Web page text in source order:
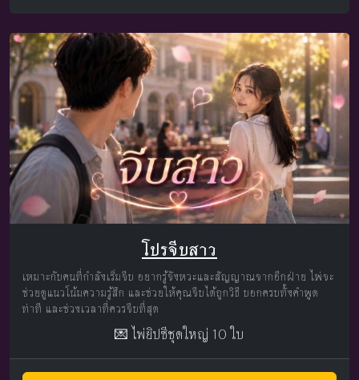
โปรจีบสาว
เหมาะกับคนที่กำลังเริ่มจีบ อยากรู้จังหวะและสัญญาณจากอีกฝ่าย ไพ่จะ
ช่วยดูแนวโน้มความรู้สึก และช่วยให้คุณจีบได้ถูกวิธี บอกครบทั้งคำพูด
ท่าที และช่วงเวลาที่ควรจีบที่สุด
💌 ไพ่ยิปซีชุดใหญ่ 10 ใบ